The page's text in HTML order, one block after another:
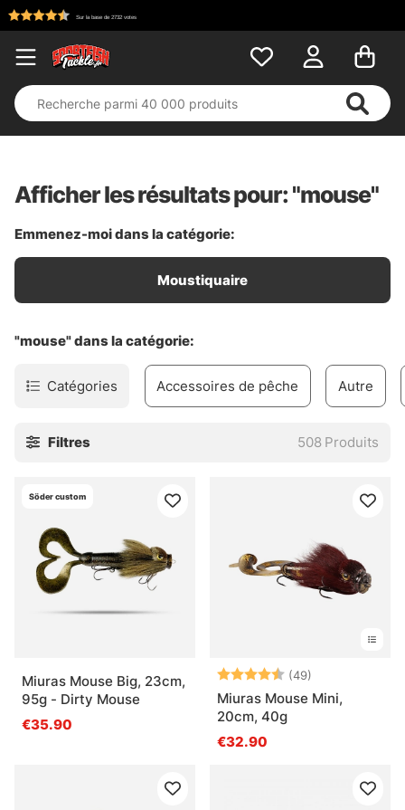
Afficher les résultats pour: "mouse"
Emmenez-moi dans la catégorie:
Moustiquaire
"mouse" dans la catégorie:
Catégories Accessoires de pêche Autre
Filtres 508 Produits
Söder custom
Miuras Mouse Big, 23cm,
95g - Dirty Mouse
€35.90
Note: (49)
Miuras Mouse Mini,
20cm, 40g
€32.90